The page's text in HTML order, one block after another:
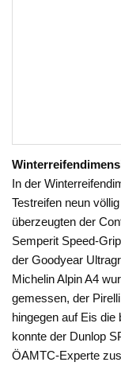
In der
Testreifen neun
überzeugten der
Semperit Speed-
der Goodyear
Michelin Alpin A4
gemessen, der
hingegen auf Eis die
konnte der Dunlop
ÖAMTC-Experte